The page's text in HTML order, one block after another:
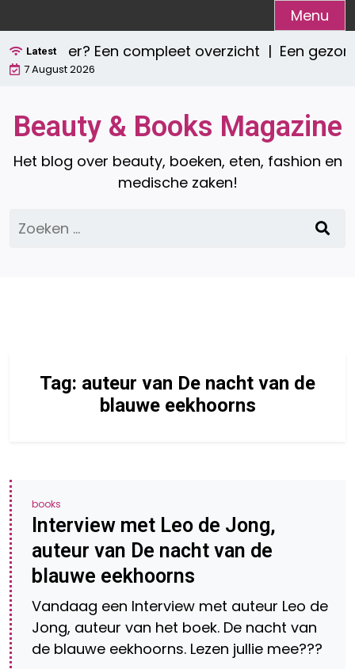
naar
de
inhoud
Menu
Latest
zijn er? Een compleet overzicht | Een
7 August 2026
Beauty & Books Magazine
Het blog over beauty, boeken, eten, fashion en
medische zaken!
Zoeken
naar:
Tag: auteur van De nacht van de
blauwe eekhoorns
books
Interview met Leo de Jong,
auteur van De nacht van de
blauwe eekhoorns
Vandaag een Interview met auteur Leo de
Jong, auteur van het boek. De nacht van
de blauwe eekhoorns. Lezen jullie mee???